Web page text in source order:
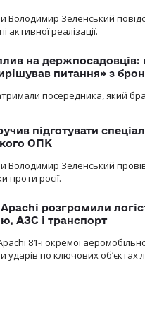
Володимир Зеленський
активної реалізації.
на держпосадовців:
питання» з
посередника, який
підготувати
ОПК
Володимир Зеленський
проти росії.
розгромили
АЗС і транспорт
81-ї окремої
по ключових об’єктах